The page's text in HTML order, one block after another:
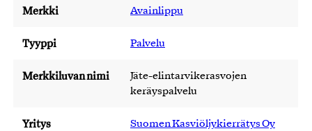
Merkki Avainlippu
Tyyppi Palvelu
Merkkiluvan nimi
Jäte-elintarvikerasvojen
keräyspalvelu
Yritys Suomen Kasviöljykierrätys Oy